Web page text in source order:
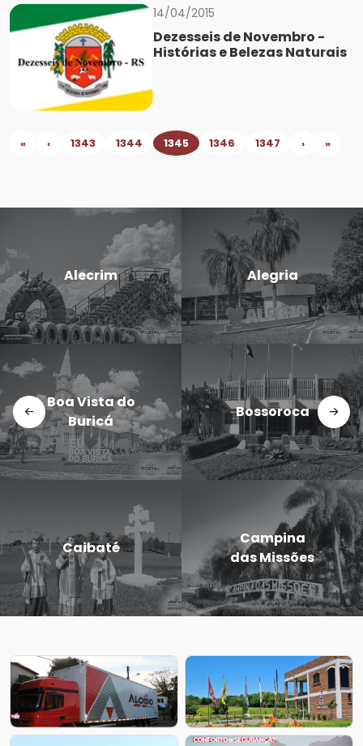
14/04/2015
Dezesseis de Novembro -
Histórias e Belezas Naturais
« ‹ 1343 1344 1345 1346 1347 › »
Candido
Godói
Cerro Largo
Dezesseis de
Novembro
Doutor
Maurício
Cardoso
Entre-Ijuís
Eugênio de
Castro